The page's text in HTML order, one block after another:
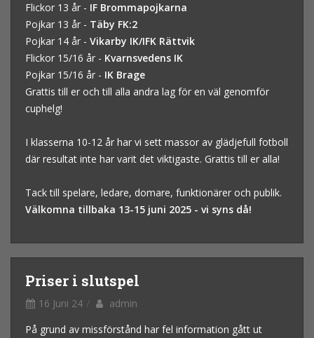
Flickor 13 år - IF Brommapojkarna
Pojkar 13 år - Täby FK:2
Pojkar 14 år - Vikarby IK/IFK Rättvik
Flickor 15/16 år - Kvarnsvedens IK
Pojkar 15/16 år - IK Brage
Grattis till er och till alla andra lag för en väl genomför
cuphelg!
I klasserna 10-12 år har vi sett massor av glädjefull fotboll
där resultat inte har varit det viktigaste. Grattis till er alla!
Tack till spelare, ledare, domare, funktionärer och publik.
Välkomna tillbaka 13-15 juni 2025 - vi syns då!
Priser i slutspel
16 Juni 24
admin
På grund av missförstånd har fel information gått ut